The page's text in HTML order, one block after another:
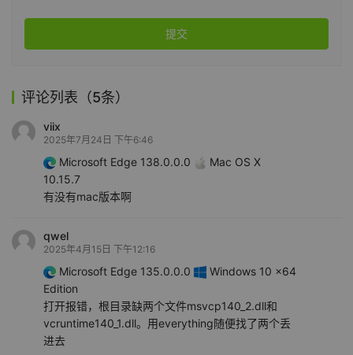
提交
评论列表（5条）
viix
2025年7月24日 下午6:46
Microsoft Edge 138.0.0.0
Mac OS X
10.15.7
有没有mac版本啊
qwel
2025年4月15日 下午12:16
Microsoft Edge 135.0.0.0
Windows 10 x64
Edition
打开报错，根目录缺两个文件msvcp140_2.dll和
vcruntime140_1.dll。用everything随便找了两个丢
进去